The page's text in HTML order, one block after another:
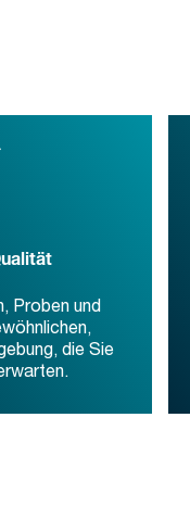
Proben und
die Sie